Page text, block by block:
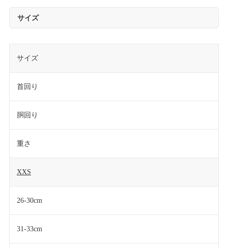
サイズ
サイズ
首回り
胴回り
重さ
XXS
26-30cm
31-33cm